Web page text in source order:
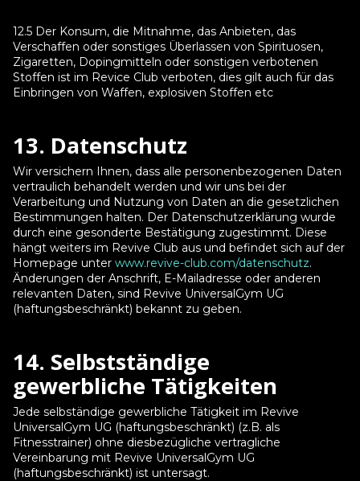
12.5 Der Konsum, die Mitnahme, das Anbieten, das
Verschaffen oder sonstiges Überlassen von Spirituosen,
Zigaretten, Dopingmitteln oder sonstigen verbotenen
Stoffen ist im Revice Club verboten, dies gilt auch für das
Einbringen von Waffen, explosiven Stoffen etc
13. Datenschutz
Wir versichern Ihnen, dass alle personenbezogenen Daten
vertraulich behandelt werden und wir uns bei der
Verarbeitung und Nutzung von Daten an die gesetzlichen
Bestimmungen halten. Der Datenschutzerklärung wurde
durch eine gesonderte Bestätigung zugestimmt. Diese
hängt weiters im Revive Club aus und befindet sich auf der
Homepage unter www.revive-club.com/datenschutz.
Änderungen der Anschrift, E-Mailadresse oder anderen
relevanten Daten, sind Revive UniversalGym UG
(haftungsbeschränkt) bekannt zu geben.
14. Selbstständige
gewerbliche Tätigkeiten
Jede selbständige gewerbliche Tätigkeit im Revive
UniversalGym UG (haftungsbeschränkt) (z.B. als
Fitnesstrainer) ohne diesbezügliche vertragliche
Vereinbarung mit Revive UniversalGym UG
(haftungsbeschränkt) ist untersagt.